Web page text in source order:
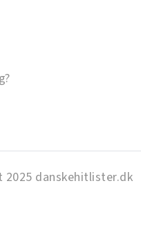
2025 danskehitlister.dk